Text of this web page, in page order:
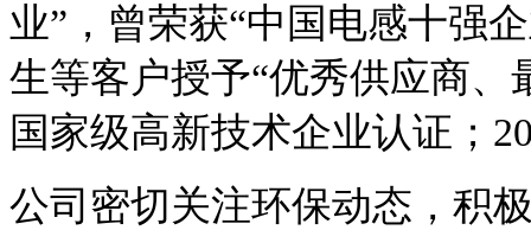
业”，曾荣获“中国电感十强
生等客户授予“优秀供应商、
国家级高新技术企业认证；
公司密切关注环保动态，积